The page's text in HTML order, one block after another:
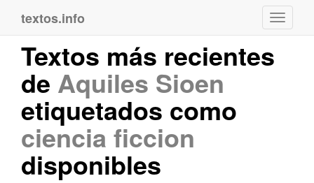
textos.info
Textos más recientes
de Aquiles Sioen
etiquetados como
ciencia ficcion
disponibles